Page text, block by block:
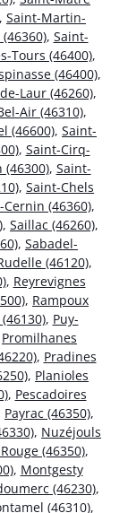
, Saint-Martin-
, Saint-
Tours (46400),
(46400),
Laur (46260),
Air (46310),
(46600), Saint-
, Saint-Cirq-
, Saint-
, Saint-Chels
Cernin (46360),
, Saillac (46260),
, Sabadel-
(46120),
, Reyrevignes
, Rampoux
, Puy-
Promilhanes
, Pradines
, Planioles
, Pescadoires
Payrac (46350),
, Nuzéjouls
(46350),
, Montgesty
(46230),
(46310),